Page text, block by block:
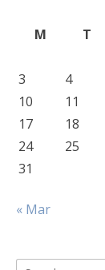
M
T
3
4
10
11
17
18
24
25
31
« Mar